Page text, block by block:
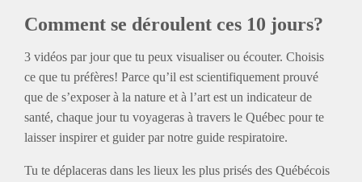
Comment se déroulent ces 10 jours?
3 vidéos par jour que tu peux visualiser ou écouter. Choisis
ce que tu préfères! Parce qu’il est scientifiquement prouvé
que de s’exposer à la nature et à l’art est un indicateur de
santé, chaque jour tu voyageras à travers le Québec pour te
laisser inspirer et guider par notre guide respiratoire.
Tu te déplaceras dans les lieux les plus prisés des Québécois